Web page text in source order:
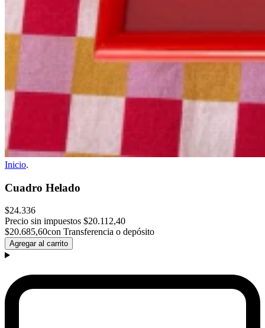
Inicio.
Cuadro Helado
$24.336
Precio sin impuestos $20.112,40
$20.685,60con Transferencia o depósito
Agregar al carrito